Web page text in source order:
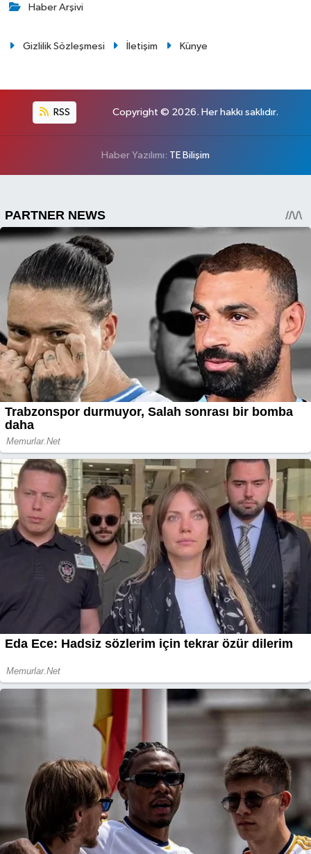
Haber Arşivi
Gizlilik Sözleşmesi İletişim Künye
RSS Copyright © 2026. Her hakkı saklıdır.
Haber Yazılımı: TE Bilişim